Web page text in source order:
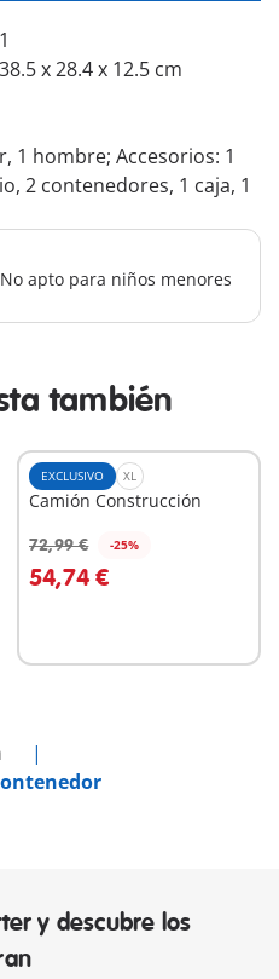
38.5 x 28.4 x 12.5 cm
1 hombre; Accesorios: 1
2 contenedores, 1 caja, 1
apto para niños menores
también
EXCLUSIVO XL
Camión Construcción
72,99 € -25%
54,74 €
A la cesta
y descubre los